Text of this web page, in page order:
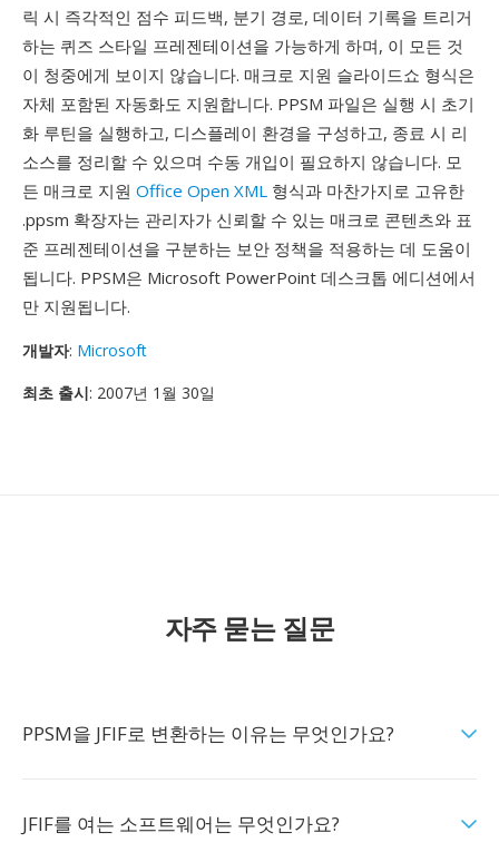
릭 시 즉각적인 점수 피드백, 분기 경로, 데이터 기록을 트리거
하는 퀴즈 스타일 프레젠테이션을 가능하게 하며, 이 모든 것
이 청중에게 보이지 않습니다. 매크로 지원 슬라이드쇼 형식은
자체 포함된 자동화도 지원합니다. PPSM 파일은 실행 시 초기
화 루틴을 실행하고, 디스플레이 환경을 구성하고, 종료 시 리
소스를 정리할 수 있으며 수동 개입이 필요하지 않습니다. 모
든 매크로 지원 Office Open XML 형식과 마찬가지로 고유한
.ppsm 확장자는 관리자가 신뢰할 수 있는 매크로 콘텐츠와 표
준 프레젠테이션을 구분하는 보안 정책을 적용하는 데 도움이
됩니다. PPSM은 Microsoft PowerPoint 데스크톱 에디션에서
만 지원됩니다.
개발자: Microsoft
최초 출시: 2007년 1월 30일
자주 묻는 질문
PPSM을 JFIF로 변환하는 이유는 무엇인가요?
JFIF를 여는 소프트웨어는 무엇인가요?